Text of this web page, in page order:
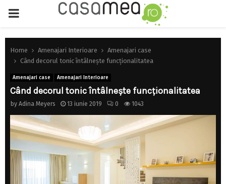
PRIMARY
MENU
Home Amenajari Interioare
Amenajari case
Când decorul tonic întâlneşte funcţionalitatea
Amenajari case Amenajari Interioare
Când decorul tonic întâlneşte funcţionalitatea
by Adina Meyers 13 iunie 2019 0 1043